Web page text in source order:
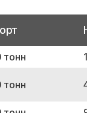
тонн
тонн